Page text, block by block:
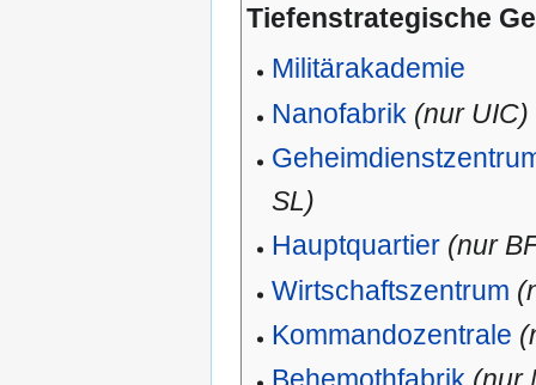
Tiefenstrategische
Militärakademie
Nanofabrik (nur UIC)
SL)
Hauptquartier (nur
Wirtschaftszentrum
Kommandozentrale